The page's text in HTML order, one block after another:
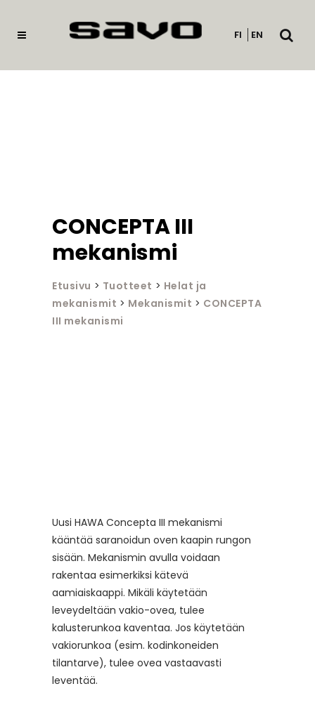
FI EN
Avaa
CONCEPTA III
mekanismi
Etusivu > Tuotteet > Helat ja
mekanismit > Mekanismit > CONCEPTA
III mekanismi
Uusi HAWA Concepta III mekanismi
kääntää saranoidun oven kaapin rungon
sisään. Mekanismin avulla voidaan
rakentaa esimerkiksi kätevä
aamiaiskaappi. Mikäli käytetään
leveydeltään vakio-ovea, tulee
kalusterunkoa kaventaa. Jos käytetään
vakiorunkoa (esim. kodinkoneiden
tilantarve), tulee ovea vastaavasti
leventää.